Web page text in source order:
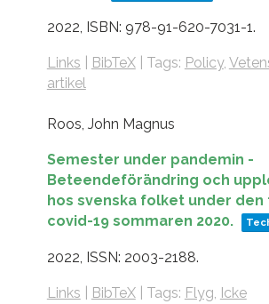
2022, ISBN: 978-91-620-7031-1.
Links BibTeX| Tags: Policy,
artikel
Roos, John Magnus
Semester under pandemin -
Beteendeförändring och
hos svenska folket under
covid-19 sommaren 2020.
2022, ISSN: 2003-2188.
Links BibTeX| Tags: Flyg, Icke